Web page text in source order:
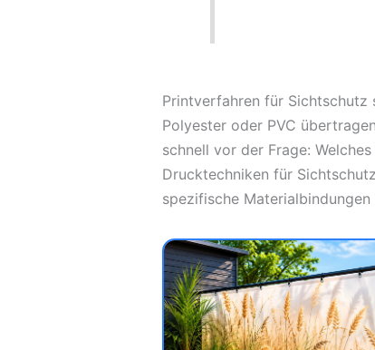
Printverfahren für
Polyester oder PVC
schnell vor der Frage:
Drucktechniken für
spezifische